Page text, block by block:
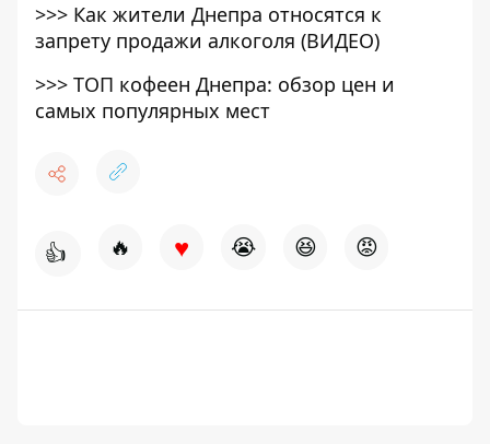
>>> Как жители Днепра относятся к
запрету продажи алкоголя (ВИДЕО)
>>> ТОП кофеен Днепра: обзор цен и
самых популярных мест
👍 🔥 ♥ 😭 😆 😡